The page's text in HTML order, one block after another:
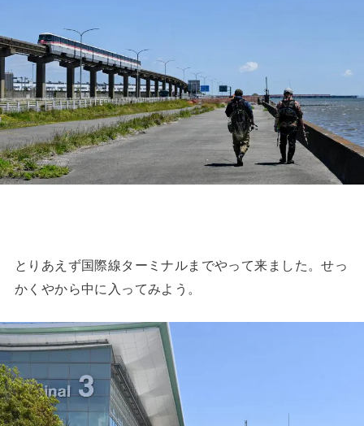
とりあえず国際線ターミナルまでやって来ました。せっ
かくやから中に入ってみよう。